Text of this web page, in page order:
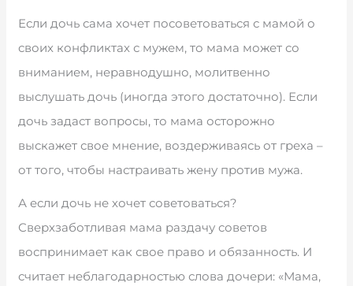
Если дочь сама хочет посоветоваться с мамой о
своих конфликтах с мужем, то мама может со
вниманием, неравнодушно, молитвенно
выслушать дочь (иногда этого достаточно). Если
дочь задаст вопросы, то мама осторожно
выскажет свое мнение, воздерживаясь от греха –
от того, чтобы настраивать жену против мужа.
А если дочь не хочет советоваться?
Сверхзаботливая мама раздачу советов
воспринимает как свое право и обязанность. И
считает неблагодарностью слова дочери: «Мама,